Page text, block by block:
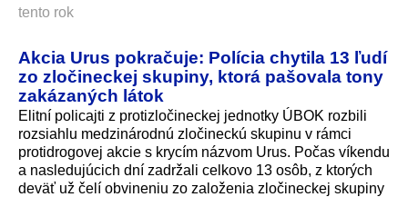
tento rok
Akcia Urus pokračuje: Polícia chytila 13 ľudí
zo zločineckej skupiny, ktorá pašovala tony
zakázaných látok
Elitní policajti z protizločineckej jednotky ÚBOK rozbili
rozsiahlu medzinárodnú zločineckú skupinu v rámci
protidrogovej akcie s krycím názvom Urus. Počas víkendu
a nasledujúcich dní zadržali celkovo 13 osôb, z ktorých
deväť už čelí obvineniu zo založenia zločineckej skupiny